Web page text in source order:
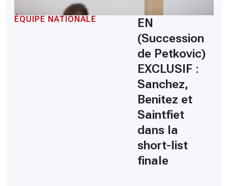
ÉQUIPE NATIONALE
EN
(Succession
de Petkovic)
EXCLUSIF :
Sanchez,
Benitez et
Saintfiet
dans la
short-list
finale